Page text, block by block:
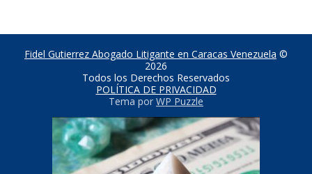
Fidel Gutierrez Abogado Litigante en Caracas Venezuela ©
2026
Todos los Derechos Reservados
POLÍTICA DE PRIVACIDAD
Tema por WP Puzzle